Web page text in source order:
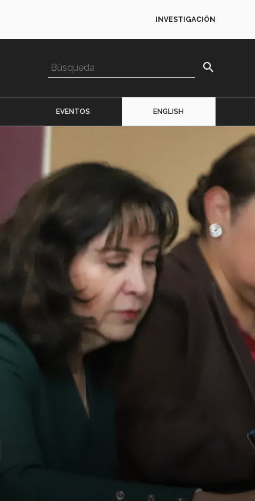
INVESTIGACIÓN
search
EVENTOS ENGLISH